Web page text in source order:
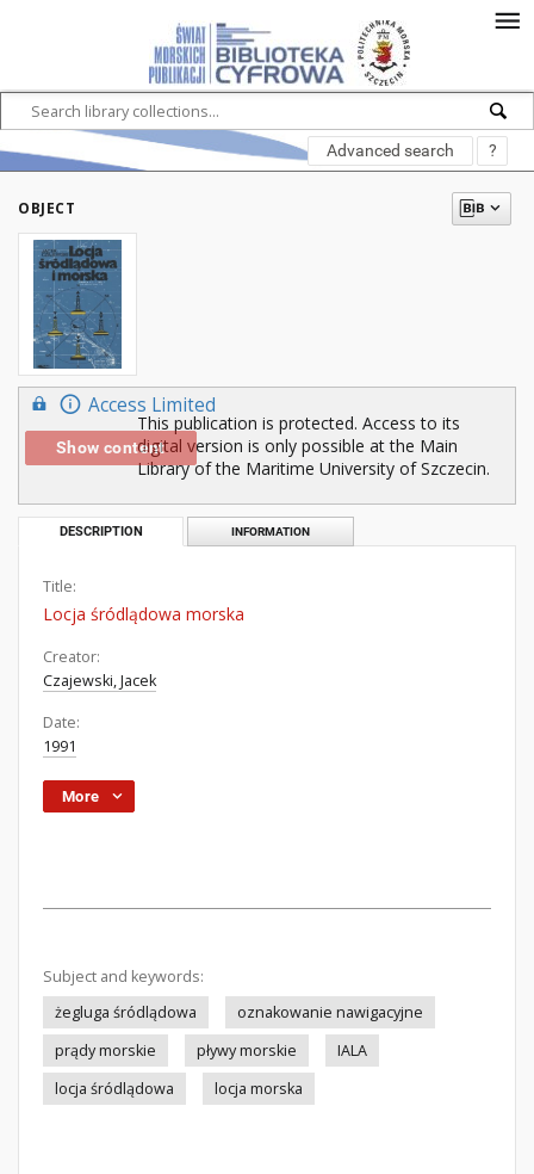
Advanced search ?
OBJECT
Access Limited
Show content
This publication is protected. Access to its
digital version is only possible at the Main
Library of the Maritime University of Szczecin.
DESCRIPTION INFORMATION
Title:
Locja śródlądowa morska
Creator:
Czajewski, Jacek
Date:
1991
More
Subject and keywords:
żegluga śródlądowa
oznakowanie nawigacyjne
prądy morskie
pływy morskie
IALA
locja śródlądowa
locja morska